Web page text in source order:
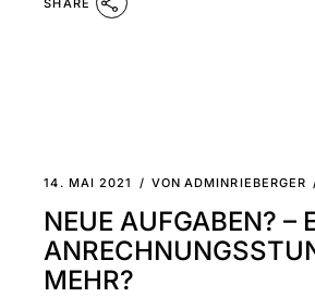
14. MAI 2021 VON ADMINRIEBERGER
NEUE AUFGABEN? –
MEHR?